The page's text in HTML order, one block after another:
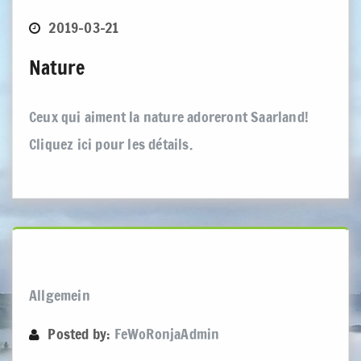
2019-03-21
Nature
Ceux qui aiment la nature adoreront Saarland!
Cliquez ici pour les détails.
Allgemein
Posted by: FeWoRonjaAdmin